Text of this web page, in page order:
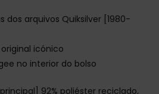
dos arquivos Quiksilver [1980-
icónico
no interior do bolso
92% poliéster reciclado,